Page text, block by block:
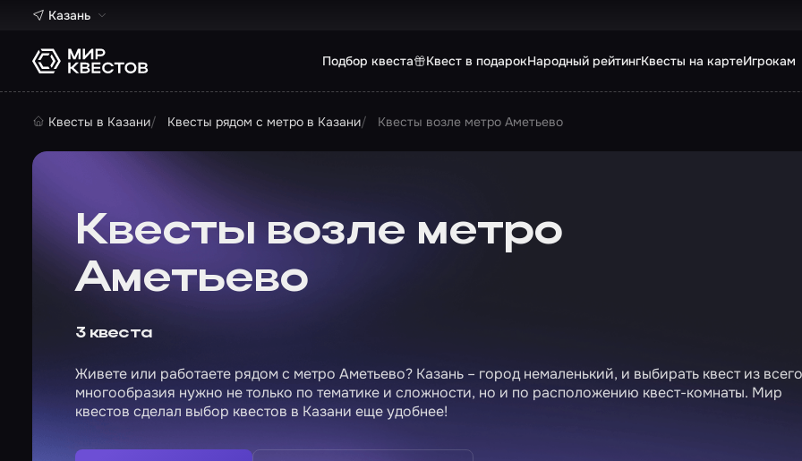
Казань
Подбор квеста Квест в подарокНародный рейтингКвесты на картеИгрокам
Квесты в Казани Квесты рядом с метро в Казани Квесты возле метро Аметьево
Квесты возле метро
Аметьево
3 квеста
Живете или работаете рядом с метро Аметьево? Казань – город немаленький, и выбирать квест из всего
многообразия нужно не только по тематике и сложности, но и по расположению квест-комнаты. Мир
квестов сделал выбор квестов в Казани еще удобнее!